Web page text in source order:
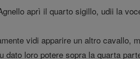
aprì il quarto sigillo, udii la
vidi apparire un altro cavallo,
dato loro potere sopra la quarta